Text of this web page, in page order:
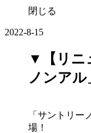
閉じる
2022-8-15
▼【リニ
ノンア
「サントリ
場！